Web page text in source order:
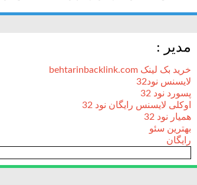
مدیر :
خرید بک لینک behtarinbacklink.com
لایسنس نود32
پسورد نود 32
اوکلی لایسنس رایگان نود 32
همیار نود 32
بهترین سئو
رایگان